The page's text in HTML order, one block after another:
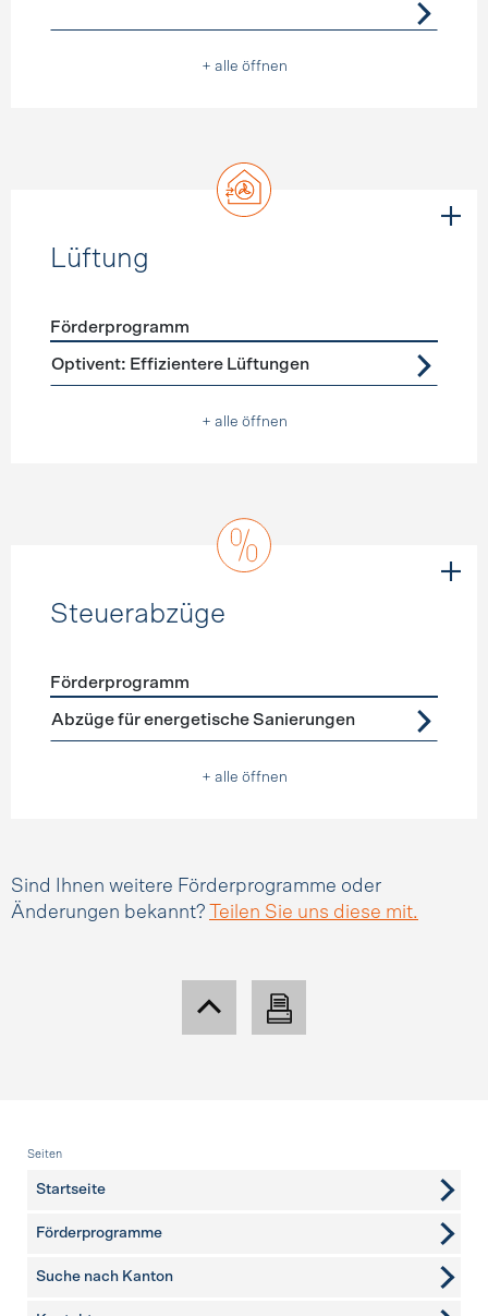
+ alle öffnen
Lüftung
Förderprogramme Lüftung
Förderprogramm
Optivent: Effizientere Lüftungen
+ alle öffnen
Steuerabzüge
Förderprogramme Steuerabzüge
Förderprogramm
Abzüge für energetische Sanierungen
+ alle öffnen
Sind Ihnen weitere Förderprogramme oder
Änderungen bekannt?
Teilen Sie uns diese mit.
Fusszeile
Seiten
Startseite
Förderprogramme
Suche nach Kanton